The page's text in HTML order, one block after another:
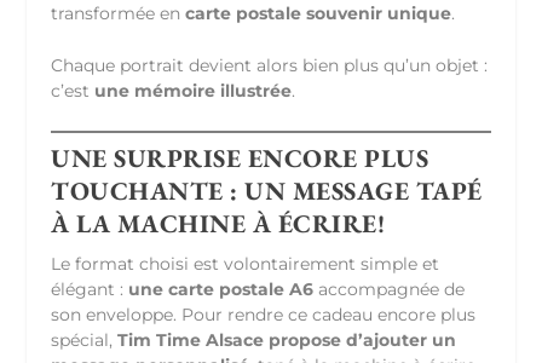
transformée encarte postale souvenir unique.
Chaque portrait devient alors bien plus qu’un objet :
c’est une mémoire illustrée.
UNE SURPRISE ENCORE PLUS
TOUCHANTE : UN MESSAGE TAPÉ
À LA MACHINE À ÉCRIRE!
Le format choisi est volontairement simple et
élégant : une carte postale A6 accompagnée de
son enveloppe. Pour rendre ce cadeau encore plus
spécial,Tim Time Alsace propose d’ajouter un